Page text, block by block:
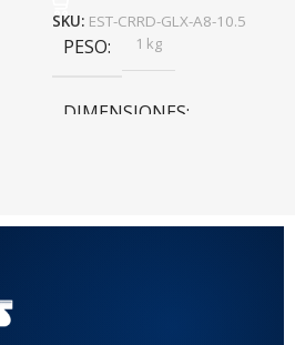
SKU: EST-CRRD-GLX-A8-10.5
PESO 1 kg
DIMENSIONES
COLOR